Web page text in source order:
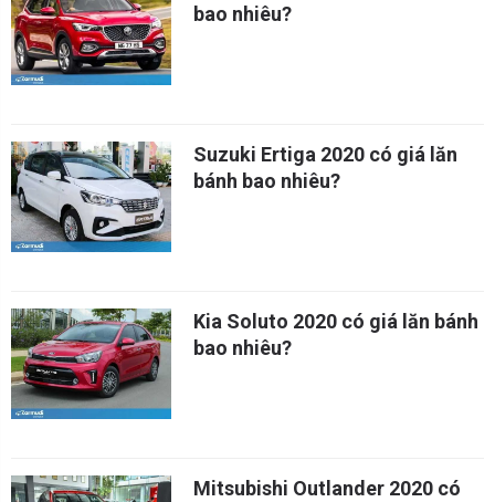
bao nhiêu?
Suzuki Ertiga 2020 có giá lăn
bánh bao nhiêu?
Kia Soluto 2020 có giá lăn bánh
bao nhiêu?
Mitsubishi Outlander 2020 có